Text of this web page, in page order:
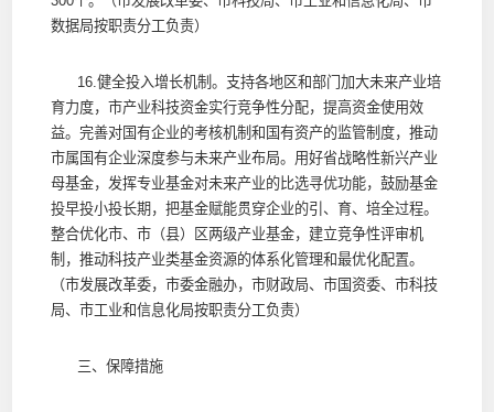
数据局按职责分工负责）
16.健全投入增长机制。支持各地区和部门加大未来产业培
育力度，市产业科技资金实行竞争性分配，提高资金使用效
益。完善对国有企业的考核机制和国有资产的监管制度，推动
市属国有企业深度参与未来产业布局。用好省战略性新兴产业
母基金，发挥专业基金对未来产业的比选寻优功能，鼓励基金
投早投小投长期，把基金赋能贯穿企业的引、育、培全过程。
整合优化市、市（县）区两级产业基金，建立竞争性评审机
制，推动科技产业类基金资源的体系化管理和最优化配置。
（市发展改革委，市委金融办，市财政局、市国资委、市科技
局、市工业和信息化局按职责分工负责）
三、保障措施